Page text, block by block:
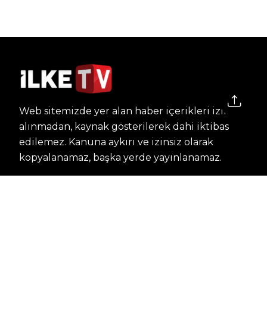
Web sitemizde yer alan haber içerikleri izin
alınmadan, kaynak gösterilerek dahi iktibas
edilemez. Kanuna aykırı ve izinsiz olarak
kopyalanamaz, başka yerde yayınlanamaz.